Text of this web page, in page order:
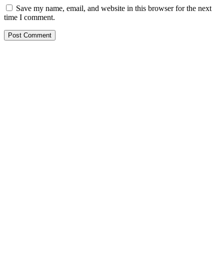
Save my name, email, and website in this browser for the next
time I comment.